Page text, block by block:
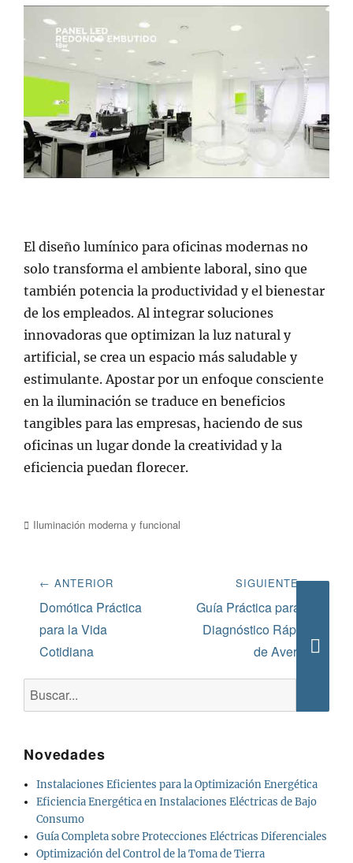
El diseño lumínico para oficinas modernas no
solo transforma el ambiente laboral, sino que
también potencia la productividad y el bienestar
de los empleados. Al integrar soluciones
innovadoras que optimizan la luz natural y
artificial, se crea un espacio más saludable y
estimulante. Apostar por un enfoque consciente
en la iluminación se traduce en beneficios
tangibles para las empresas, haciendo de sus
oficinas un lugar donde la creatividad y la
eficiencia puedan florecer.
Categorías
Iluminación moderna y funcional
Navegación
de
entradas
← ANTERIOR
Entrada
anterior:
Domótica Práctica
para la Vida
Cotidiana
SIGUIENTE →
Siguiente
entrada:
Guía Práctica para el
Diagnóstico Rápido
de Averías
Novedades
Instalaciones Eficientes para la Optimización Energética
Eficiencia Energética en Instalaciones Eléctricas de Bajo
Consumo
Guía Completa sobre Protecciones Eléctricas Diferenciales
Optimización del Control de la Toma de Tierra